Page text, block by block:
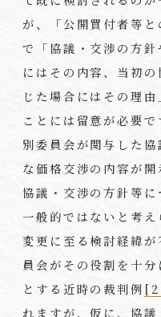
が、「公開買付者等
で「協議・交渉の方
にはその内容、当初
じた場合にはその理
ことには留意が必要
別委員会が関与した
な価格交渉の内容が開
協議・交渉の方針等
一般的ではないと考
変更に至る検討経緯
員会がその役割を十
とする近時の裁判例
れますが、仮に、協